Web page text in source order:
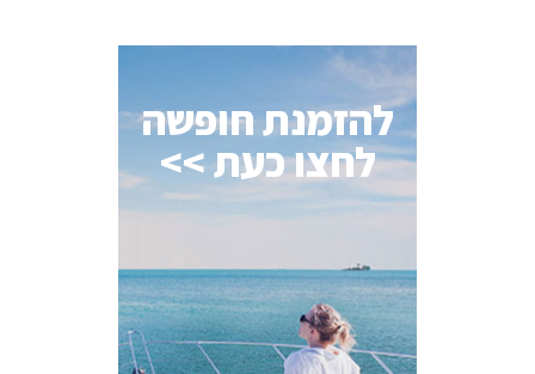
להזמנת חופשה
לחצו כעת >>